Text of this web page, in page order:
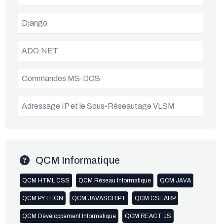
Django
ADO.NET
Commandes MS-DOS
Adressage IP et le Sous-Réseautage VLSM
QCM Informatique
QCM HTML CSS QCM Réseau Informatique QCM JAVA
QCM PYTHON QCM JAVASCRIPT QCM CSHARP
QCM Développement Informatique QCM REACT JS